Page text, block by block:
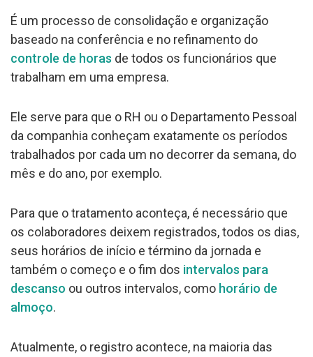
É um processo de consolidação e organização
baseado na conferência e no refinamento do
controle de horas de todos os funcionários que
trabalham em uma empresa.
Ele serve para que o RH ou o Departamento Pessoal
da companhia conheçam exatamente os períodos
trabalhados por cada um no decorrer da semana, do
mês e do ano, por exemplo.
Para que o tratamento aconteça, é necessário que
os colaboradores deixem registrados, todos os dias,
seus horários de início e término da jornada e
também o começo e o fim dos intervalos para
descanso ou outros intervalos, como horário de
almoço.
Atualmente, o registro acontece, na maioria das